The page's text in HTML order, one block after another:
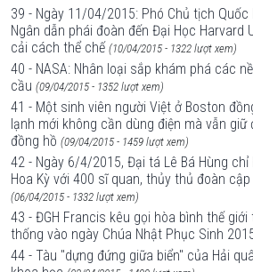
39 - Ngày 11/04/2015: Phó Chủ tịch Quốc
Ngân dẫn phái đoàn đến Đại Học Harvard
cải cách thể chế (10/04/2015 - 1322 lượt xem)
40 - NASA: Nhân loại sắp khám phá các
cầu (09/04/2015 - 1352 lượt xem)
41 - Một sinh viên người Việt ở Boston
lạnh mới không cần dùng điện mà vẫn
đồng hồ (09/04/2015 - 1459 lượt xem)
42 - Ngày 6/4/2015, Đại tá Lê Bá Hùng
Hoa Kỳ với 400 sĩ quan, thủy thủ đoàn
(06/04/2015 - 1332 lượt xem)
43 - ĐGH Francis kêu gọi hòa bình thế
thống vào ngày Chúa Nhật Phục Sinh
44 - Tàu "dựng đứng giữa biển" của Hải